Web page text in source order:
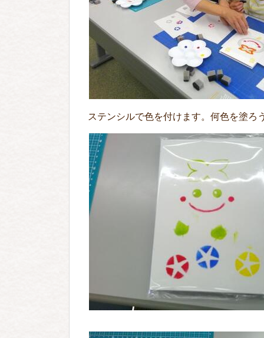
ステンシルで色を付けます。何色を塗ろ